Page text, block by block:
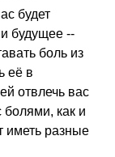
будет
будущее --
боль из
её в
отвлечь вас
болями, как и
иметь разные